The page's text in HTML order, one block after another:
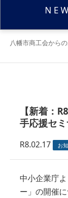
八幡市商工会から
【新着：
手応援セ
R8.02.17 お
中小企業庁
ー」の開催